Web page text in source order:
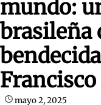
mundo:
brasileña
Francisco
mayo 2, 2025